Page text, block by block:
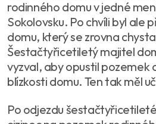
rodinného domu v jedné
Sokolovsku. Po chvíli byl ale
domu, který se zrovna
Šestačtyřicetiletý majitel
vyzval, aby opustil pozemek
blízkosti domu. Ten tak měl
Po odjezdu